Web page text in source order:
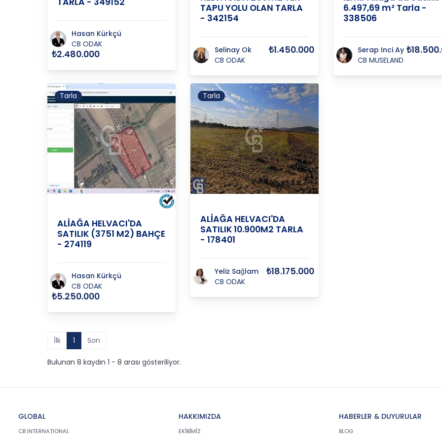
Hasan Kürkçü
CB ODAK
₺2.480.000
TAPU YOLU OLAN TARLA
- 342154
Selinay Ok
CB ODAK
₺1.450.000
6.497,69 m² Tarla -
338506
Serap Inci Ay
CB MUSELAND
Tarla
ALİAĞA HELVACI'DA
SATILIK (3751 M2) BAHÇE
- 274119
Hasan Kürkçü
CB ODAK
₺5.250.000
Tarla
ALİAĞA HELVACI'DA
SATILIK 10.900M2 TARLA
- 178401
Yeliz Sağlam
CB ODAK
₺18.175.000
İlk 1 Son
Bulunan 8 kaydın 1 - 8 arası gösteriliyor.
GLOBAL
CB INTERNATIONAL
HAKKIMIZDA
EKİBİMİZ
HABERLER & DUYURULAR
BLOG